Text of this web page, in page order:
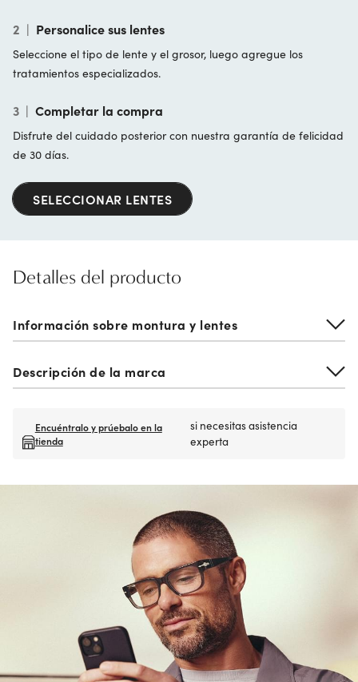
2 | Personalice sus lentes
Seleccione el tipo de lente y el grosor, luego agregue los
tratamientos especializados.
3 | Completar la compra
Disfrute del cuidado posterior con nuestra garantía de felicidad
de 30 días.
SELECCIONAR LENTES
Detalles del producto
Información sobre montura y lentes
Descripción de la marca
Encuéntralo y prúebalo en la
tienda
si necesitas asistencia
experta